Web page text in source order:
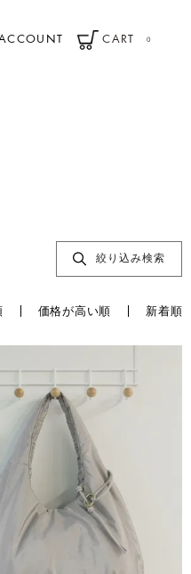
CART 0
絞り込み検索
価格が高い順 新着順